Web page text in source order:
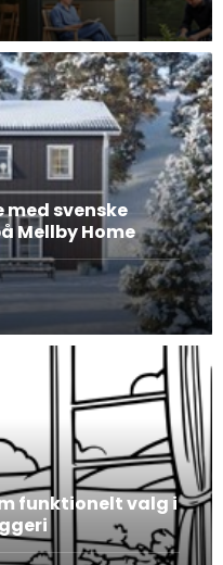
med svenske
Mellby Home
funktionelt valg i